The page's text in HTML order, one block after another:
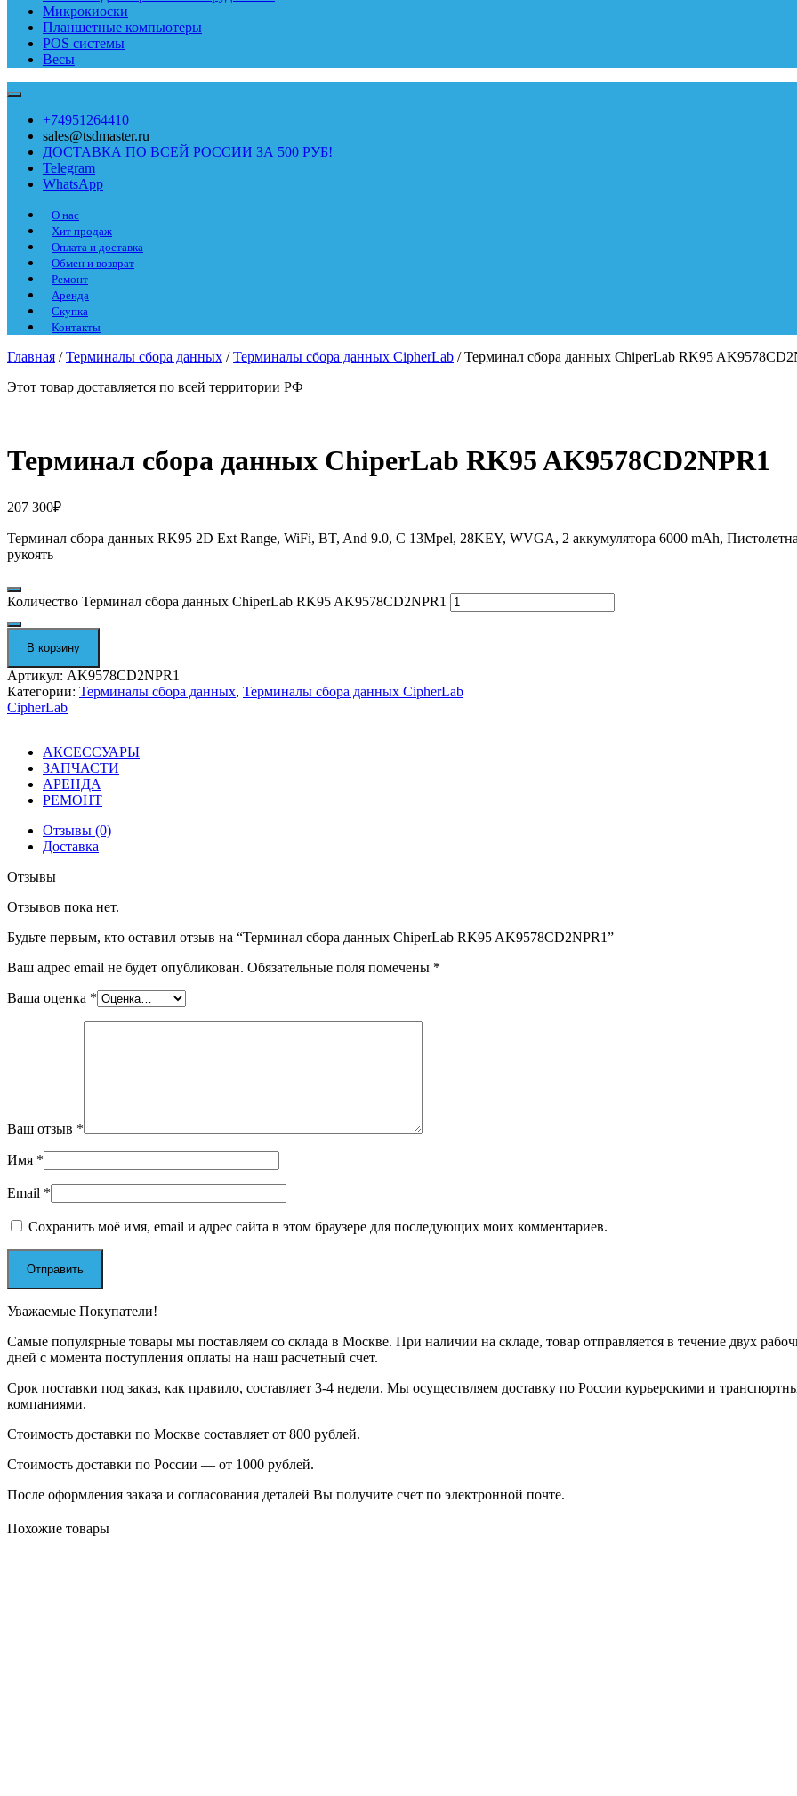
Микрокиоски
Планшетные компьютеры
POS системы
Весы
+74951264410
sales@tsdmaster.ru
ДОСТАВКА ПО ВСЕЙ РОССИИ ЗА 500 РУБ!
Telegram
WhatsApp
О нас
Хит продаж
Оплата и доставка
Обмен и возврат
Ремонт
Аренда
Скупка
Контакты
Главная /Терминалы сбора данных /Терминалы сбора данных CipherLab / Терминал сбора данных ChiperLab RK95
Этот товар доставляется по всей территории РФ
Терминал сбора данных ChiperLab RK95 AK9578CD2NPR1
207 300₽
Терминал сбора данных RK95 2D Ext Range, WiFi, BT, And 9.0, C 13Mpel, 28KEY, WVGA, 2 аккумулятора 6000 mAh,
рукоять
Количество Терминал сбора данных ChiperLab RK95 AK9578CD2NPR1
В корзину
Артикул: AK9578CD2NPR1
Категории: Терминалы сбора данных, Терминалы сбора данных CipherLab
CipherLab
АКСЕССУАРЫ
ЗАПЧАСТИ
АРЕНДА
РЕМОНТ
Отзывы (0)
Доставка
Отзывы
Отзывов пока нет.
Будьте первым, кто оставил отзыв на “Терминал сбора данных ChiperLab RK95 AK9578CD2NPR1”
Ваш адрес email не будет опубликован. Обязательные поля помечены *
Ваша оценка *
Ваш отзыв *
Имя *
Email *
Сохранить моё имя, email и адрес сайта в этом браузере для последующих моих комментариев.
Уважаемые Покупатели!
Самые популярные товары мы поставляем со склада в Москве. При наличии на складе, товар отправляется в течение двух
дней с момента поступления оплаты на наш расчетный счет.
Срок поставки под заказ, как правило, составляет 3-4 недели. Мы осуществляем доставку по России курьерскими и
компаниями.
Стоимость доставки по Москве составляет от 800 рублей.
Стоимость доставки по России — от 1000 рублей.
После оформления заказа и согласования деталей Вы получите счет по электронной почте.
Похожие товары